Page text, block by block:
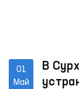
01
Май
В